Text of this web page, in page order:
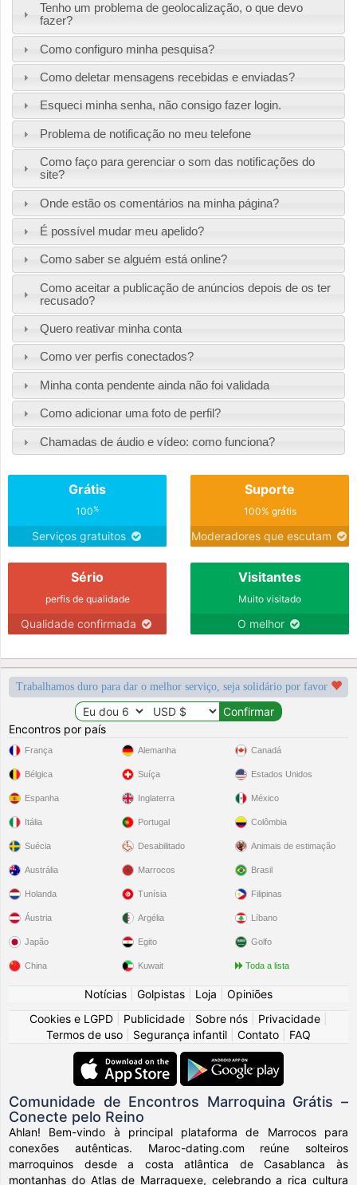
Tenho um problema de geolocalização, o que devo
fazer?
Como configuro minha pesquisa?
Como deletar mensagens recebidas e enviadas?
Esqueci minha senha, não consigo fazer login.
Problema de notificação no meu telefone
Como faço para gerenciar o som das notificações do
site?
Onde estão os comentários na minha página?
É possível mudar meu apelido?
Como saber se alguém está online?
Como aceitar a publicação de anúncios depois de os ter
recusado?
Quero reativar minha conta
Como ver perfis conectados?
Minha conta pendente ainda não foi validada
Como adicionar uma foto de perfil?
Chamadas de áudio e vídeo: como funciona?
Grátis
100%
Serviços gratuitos
Suporte
100% grátis
Moderadores que escutam
Sério
perfis de qualidade
Qualidade confirmada
Visitantes
Muito visitado
O melhor
Trabalhamos duro para dar o melhor serviço, seja solidário por favor
Encontros por país
França
Bélgica
Espanha
Itália
Suécia
Alemanha
Suíça
Inglaterra
Portugal
Desabilitado
Canadá
Estados Unidos
México
Colômbia
Animais de estimação
Austrália
Holanda
Áustria
Japão
China
Marrocos
Tunísia
Argélia
Egito
Kuwait
Brasil
Filipinas
Líbano
Golfo
Toda a lista
Notícias Golpistas Loja
Opiniões
Cookies e LGPD
Publicidade Sobre nós Privacidade
Termos de uso
Segurança infantil Contato FAQ
Comunidade de Encontros Marroquina Grátis –
Conecte pelo Reino
Ahlan! Bem-vindo à principal plataforma de Marrocos para
conexões autênticas. Maroc-dating.com reúne solteiros
marroquinos desde a costa atlântica de Casablanca às
montanhas do Atlas de Marraquexe, celebrando a rica cultura